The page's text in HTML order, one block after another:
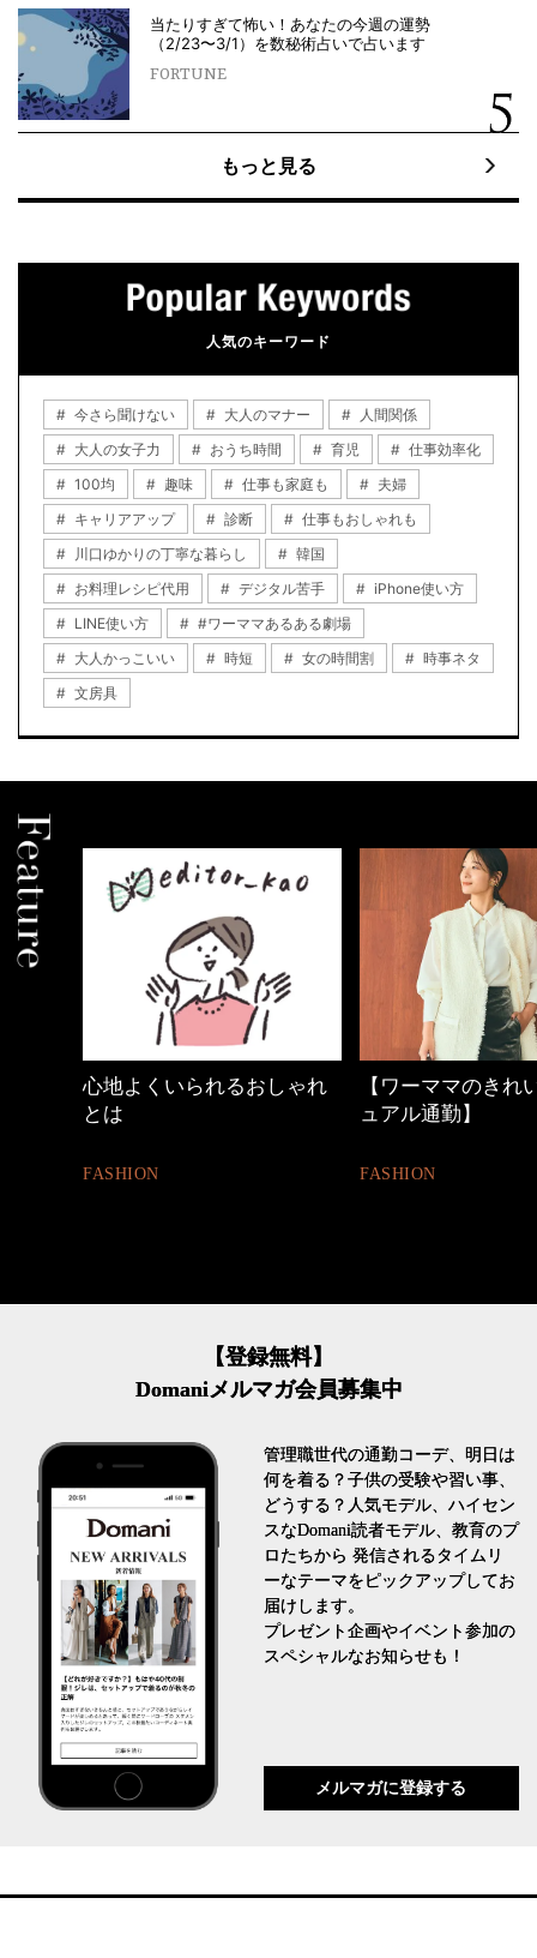
当たりすぎて怖い！あなたの今週の運勢
（2/23〜3/1）を数秘術占いで占います
FORTUNE
もっと見る
人気のキーワード
今さら聞けない 大人のマナー
人間関係
大人の女子力
おうち時間 育児
仕事効率化
100均
趣味 仕事も家庭も
夫婦
キャリアアップ
診断
仕事もおしゃれも
川口ゆかりの丁寧な暮らし
韓国
お料理レシピ代用
デジタル苦手
iPhone使い方
LINE使い方
#ワーママあるある劇場
大人かっこいい
時短 女の時間割
時事ネタ
文房具
心地よくいられるおしゃれ
とは
FASHION
【ワーママのきれ
ュアル通勤】
FASHION
【登録無料】
Domaniメルマガ会員募集中
管理職世代の通勤コーデ、明日は
何を着る？子供の受験や習い事、
どうする？人気モデル、ハイセン
スなDomani読者モデル、教育のプ
ロたちから 発信されるタイムリ
ーなテーマをピックアップしてお
届けします。
プレゼント企画やイベント参加の
スペシャルなお知らせも！
メルマガに登録する